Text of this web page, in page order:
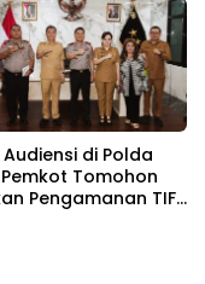
di Polda
Pemkot Tomohon
Pengamanan TIFF